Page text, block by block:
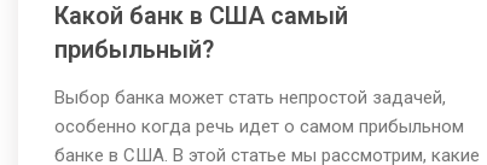
Какой банк в США самый
прибыльный?
Выбор банка может стать непростой задачей,
особенно когда речь идет о самом прибыльном
банке в США. В этой статье мы рассмотрим, какие